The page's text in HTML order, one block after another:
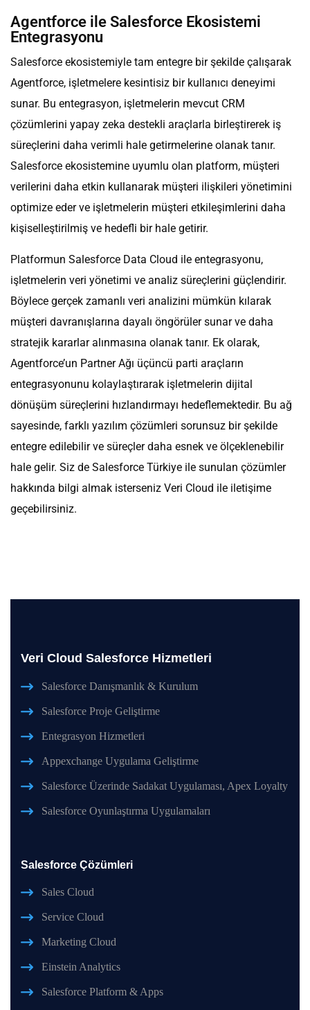
Agentforce ile Salesforce Ekosistemi
Entegrasyonu
Salesforce ekosistemiyle tam entegre bir şekilde çalışarak
Agentforce, işletmelere kesintisiz bir kullanıcı deneyimi
sunar. Bu entegrasyon, işletmelerin mevcut CRM
çözümlerini yapay zeka destekli araçlarla birleştirerek iş
süreçlerini daha verimli hale getirmelerine olanak tanır.
Salesforce ekosistemine uyumlu olan platform, müşteri
verilerini daha etkin kullanarak müşteri ilişkileri yönetimini
optimize eder ve işletmelerin müşteri etkileşimlerini daha
kişiselleştirilmiş ve hedefli bir hale getirir.
Platformun Salesforce Data Cloud ile entegrasyonu,
işletmelerin veri yönetimi ve analiz süreçlerini güçlendirir.
Böylece gerçek zamanlı veri analizini mümkün kılarak
müşteri davranışlarına dayalı öngörüler sunar ve daha
stratejik kararlar alınmasına olanak tanır. Ek olarak,
Agentforce’un Partner Ağı üçüncü parti araçların
entegrasyonunu kolaylaştırarak işletmelerin dijital
dönüşüm süreçlerini hızlandırmayı hedeflemektedir. Bu ağ
sayesinde, farklı yazılım çözümleri sorunsuz bir şekilde
entegre edilebilir ve süreçler daha esnek ve ölçeklenebilir
hale gelir. Siz de Salesforce Türkiye ile sunulan çözümler
hakkında bilgi almak isterseniz Veri Cloud ile iletişime
geçebilirsiniz.
Veri Cloud Salesforce Hizmetleri
Salesforce Danışmanlık & Kurulum
Salesforce Proje Geliştirme
Entegrasyon Hizmetleri
Appexchange Uygulama Geliştirme
Salesforce Üzerinde Sadakat Uygulaması, Apex Loyalty
Salesforce Oyunlaştırma Uygulamaları
Salesforce Çözümleri
Sales Cloud
Service Cloud
Marketing Cloud
Einstein Analytics
Salesforce Platform & Apps